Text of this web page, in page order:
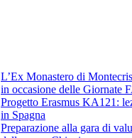
L’Ex Monastero di
in occasione delle Giornate
Progetto Erasmus KA121:
in Spagna
Preparazione alla gara di